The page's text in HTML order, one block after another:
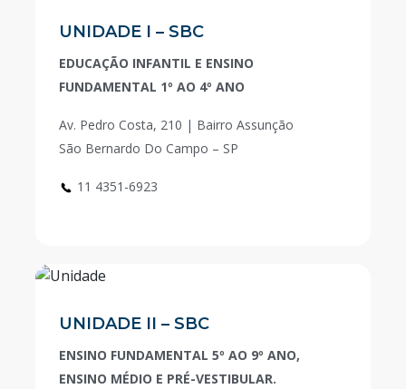
UNIDADE I – SBC
EDUCAÇÃO INFANTIL E ENSINO
FUNDAMENTAL 1º AO 4º ANO
Av. Pedro Costa, 210 | Bairro Assunção
São Bernardo Do Campo – SP
11 4351-6923
UNIDADE II – SBC
ENSINO FUNDAMENTAL 5º AO 9º ANO,
ENSINO MÉDIO E PRÉ-VESTIBULAR.